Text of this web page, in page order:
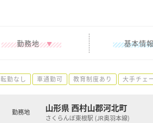
勤務地 基本情
転勤なし 車通勤可 教育制度あり 大手チェ
勤務地 山形県 西村山郡河北町
さくらんぼ東根駅 (JR奥羽本線)